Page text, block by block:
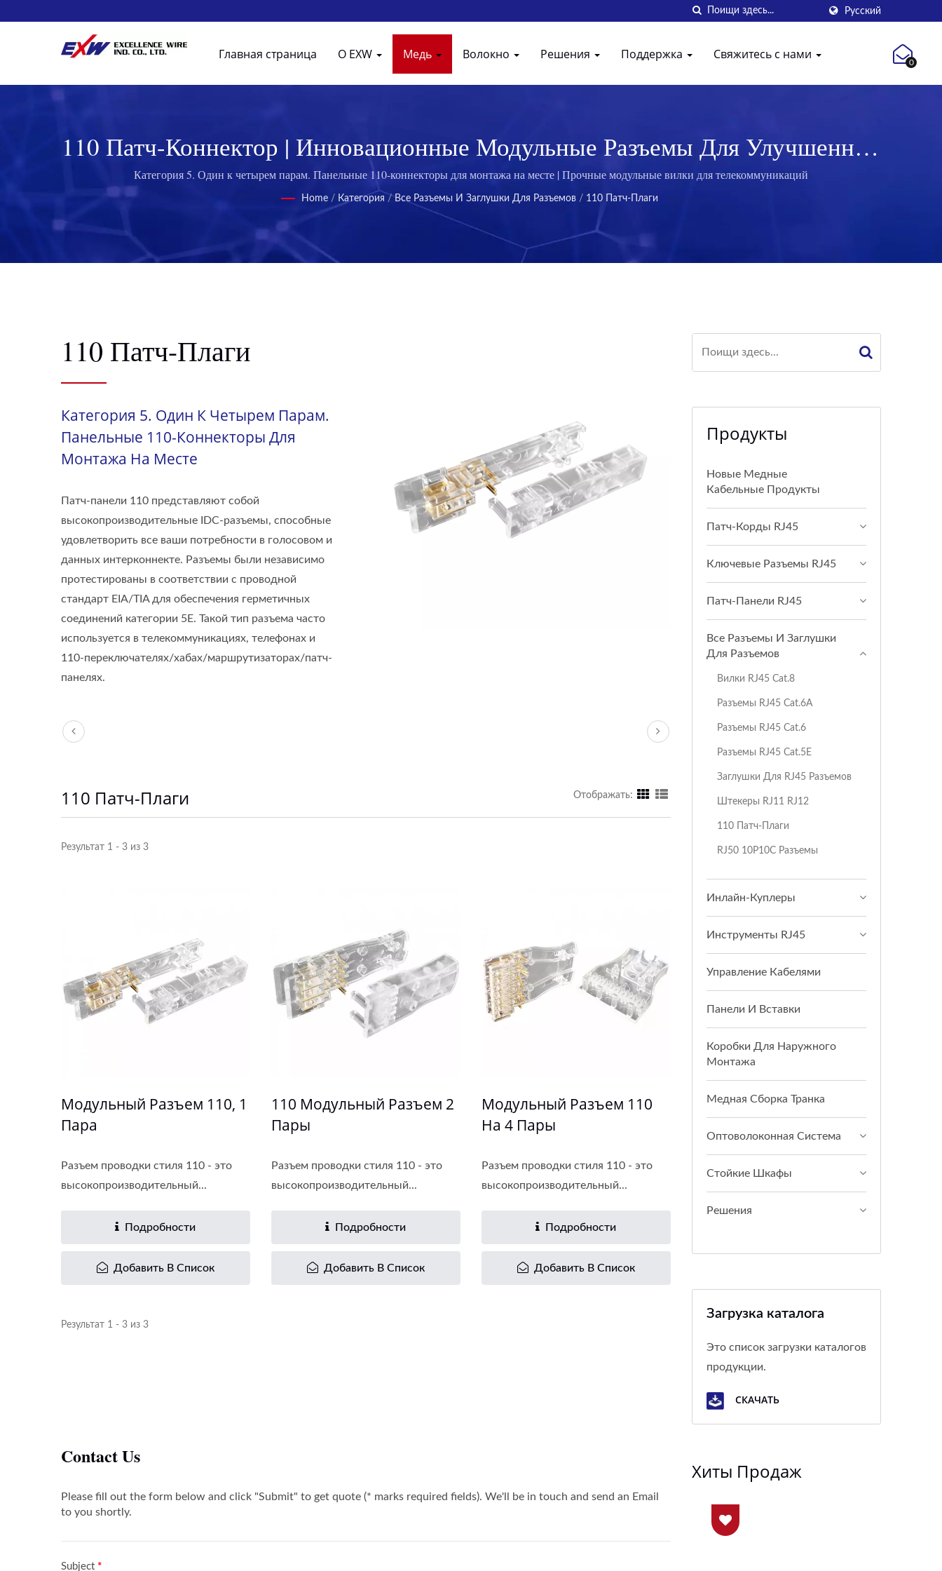
Русский
Главная страница О EXW Медь Волокно Решения Поддержка Свяжитесь с нами
0
110 Патч-Коннектор | Инновационные Модульные Разъемы Для Улучшенной
Связи От Excellence Wire
Категория 5. Один к четырем парам. Панельные 110-коннекторы для монтажа на месте | Прочные модульные вилки для телекоммуникаций
Home / Категория / Все Разъемы И Заглушки Для Разъемов / 110 Патч-Плаги
110 Патч-Плаги
Категория 5. Один К Четырем Парам.
Панельные 110-Коннекторы Для
Монтажа На Месте
Патч-панели 110 представляют собой
высокопроизводительные IDC-разъемы, способные
удовлетворить все ваши потребности в голосовом и
данных интерконнекте. Разъемы были независимо
протестированы в соответствии с проводной
стандарт EIA/TIA для обеспечения герметичных
соединений категории 5E. Такой тип разъема часто
используется в телекоммуникациях, телефонах и
110-переключателях/хабах/маршрутизаторах/патч-
панелях.
110 Патч-Плаги Отображать:
Результат 1 - 3 из 3
Модульный Разъем 110, 1
Пара
Разъем проводки стиля 110 - это
высокопроизводительный...
Подробности
Добавить В Список
110 Модульный Разъем 2
Пары
Разъем проводки стиля 110 - это
высокопроизводительный...
Подробности
Добавить В Список
Модульный Разъем 110
На 4 Пары
Разъем проводки стиля 110 - это
высокопроизводительный...
Подробности
Добавить В Список
Результат 1 - 3 из 3
Продукты
Новые Медные
Кабельные Продукты
Патч-Корды RJ45
Ключевые Разъемы RJ45
Патч-Панели RJ45
Все Разъемы И Заглушки
Для Разъемов
Вилки RJ45 Cat.8
Разъемы RJ45 Cat.6A
Разъемы RJ45 Cat.6
Разъемы RJ45 Cat.5E
Заглушки Для RJ45 Разъемов
Штекеры RJ11 RJ12
110 Патч-Плаги
RJ50 10P10C Разъемы
Инлайн-Куплеры
Инструменты RJ45
Управление Кабелями
Панели И Вставки
Коробки Для Наружного
Монтажа
Медная Сборка Транка
Оптоволоконная Система
Стойкие Шкафы
Решения
Загрузка каталога
Это список загрузки каталогов
продукции.
СКАЧАТЬ
Хиты Продаж